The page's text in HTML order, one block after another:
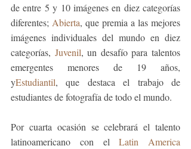
de entre 5 y 10 imágenes en diez categorías
diferentes; Abierta, que premia a las mejores
imágenes individuales del mundo en diez
categorías, Juvenil, un desafío para talentos
emergentes menores de 19 años,
yEstudiantil, que destaca el trabajo de
estudiantes de fotografía de todo el mundo.
Por cuarta ocasión se celebrará el talento
latinoamericano con el Latin America